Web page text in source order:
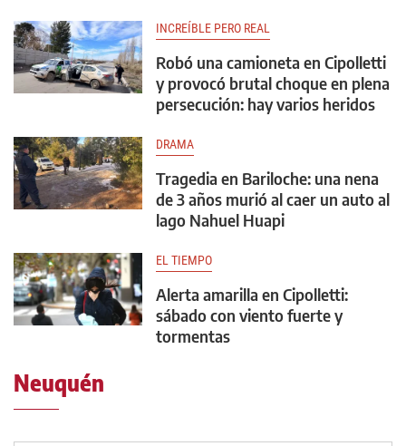
INCREÍBLE PERO REAL
Robó una camioneta en Cipolletti
y provocó brutal choque en plena
persecución: hay varios heridos
DRAMA
Tragedia en Bariloche: una nena
de 3 años murió al caer un auto al
lago Nahuel Huapi
EL TIEMPO
Alerta amarilla en Cipolletti:
sábado con viento fuerte y
tormentas
Neuquén